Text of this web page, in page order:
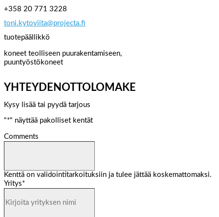
+358 20 771 3228
toni.kytoviita@projecta.fi
tuotepäällikkö
koneet teolliseen puurakentamiseen,
puuntyöstökoneet
YHTEYDENOTTOLOMAKE
Kysy lisää tai pyydä tarjous
"*" näyttää pakolliset kentät
Comments
Kenttä on validointitarkoituksiin ja tulee jättää koskemattomaksi.
Yritys*